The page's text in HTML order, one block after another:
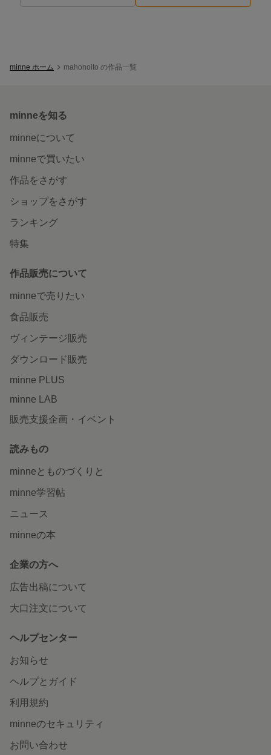
minne ホーム mahonoito の作品一覧
minneを知る
minneについて
minneで買いたい
作品をさがす
ショップをさがす
ランキング
特集
作品販売について
minneで売りたい
食品販売
ヴィンテージ販売
ダウンロード販売
minne PLUS
minne LAB
販売支援企画・イベント
読みもの
minneとものづくりと
minne学習帖
ニュース
minneの本
企業の方へ
広告出稿について
大口注文について
ヘルプセンター
お知らせ
ヘルプとガイド
利用規約
minneのセキュリティ
お問い合わせ